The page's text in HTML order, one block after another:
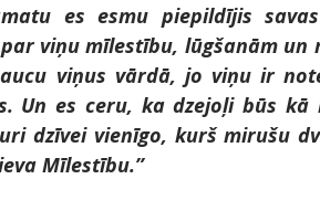
es esmu piepildījis
viņu mīlestību, lūgšanām
viņus vārdā, jo viņu ir
Un es ceru, ka dzejoļi būs
dzīvei vienīgo, kurš mirušu
Mīlestību.”